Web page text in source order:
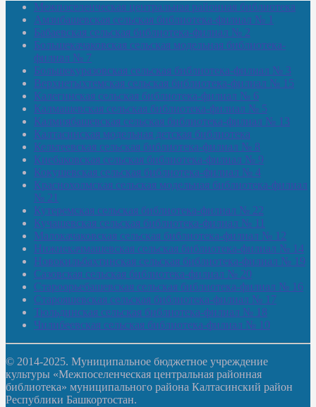
Межпоселенческая центральная районная библиотека
Амзибашевская сельская библиотека-филиал № 1
Бабаевская сельская библиотека-филиал № 2
Большекачаковская сельская модельная библиотека-
филиал № 7
Большекуразовская сельская библиотека-филиал № 3
Верхнетыхтемская сельская библиотека-филиал № 15
Калегинская сельская библиотека-филиал № 6
Калмашевская сельская библиотека-филиал № 5
Калмиябашевская сельская библиотека-филиал № 13
Калтасинская модельная детская библиотека
Кельтеевская сельская библиотека-филиал № 8
Киебаковская сельская библиотека-филиал № 9
Кокушевская сельская библиотека-филиал № 4
Краснохолмская сельская модельная библиотека-филиал
№ 21
Кутеремская сельская библиотека-филиал № 22
Кучашевская сельская библиотека-филиал № 11
Малокачаковская сельская библиотека-филиал № 12
Нижнекачмашевская сельская библиотека-филиал № 14
Новокильбахтинская сельская библиотека-филиал № 19
Сазовская сельская библиотека-филиал № 20
Староорьебашевская сельская библиотека-филиал № 16
Старояшевская сельская библиотека-филиал № 17
Тюльдинская сельская библиотека-филиал № 18
Чилибеевская сельская библиотека-филиал № 10
© 2014-2025. Муниципальное бюджетное учреждение
культуры «Межпоселенческая центральная районная
библиотека» муниципального района Калтасинский район
Республики Башкортостан.